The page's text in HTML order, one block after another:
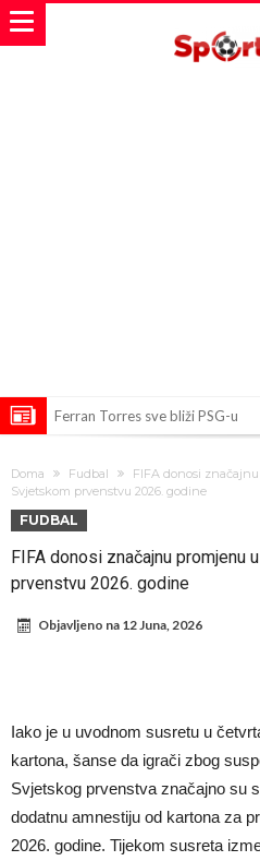
Ferran Torres sve bliži PSG-u
Bruynea i napravili hit
Murinjo kritikovao Silvu zbog
BIZARNA BORBA KOJA JE
prihvatio najluđi izazov karijere
VIDEO Viralni snimak iz
Doma Fudbal
FIFA donosi
Svjetskom prvenstvu 2026. godine
FUDBAL
FIFA donosi značajnu promjenu
prvenstvu 2026. godine
Objavljeno na 12 Juna, 2026
Iako je u uvodnom susretu u
kartona, šanse da igrači zbog
Svjetskog prvenstva značajno su
dodatnu amnestiju od kartona za
2026. godine. Tijekom susreta